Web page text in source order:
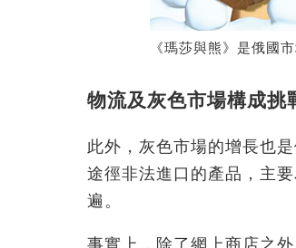
《瑪莎與熊》是俄國
物流及灰色市場構成挑
此外，灰色市場的增長也
途徑非法進口的產品，主
遍。